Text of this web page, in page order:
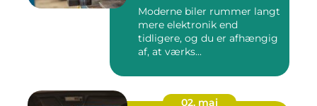
Moderne biler rummer langt
mere elektronik end
tidligere, og du er afhængig
af, at værks...
02. maj